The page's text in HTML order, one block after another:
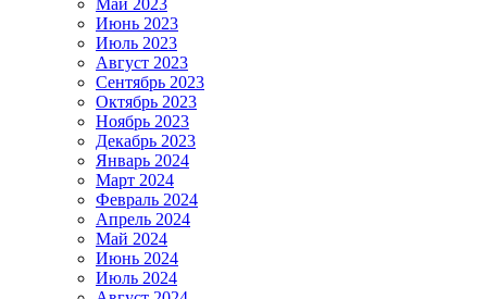
Июнь 2023
Июль 2023
Август 2023
Сентябрь 2023
Октябрь 2023
Ноябрь 2023
Декабрь 2023
Январь 2024
Март 2024
Февраль 2024
Апрель 2024
Май 2024
Июнь 2024
Июль 2024